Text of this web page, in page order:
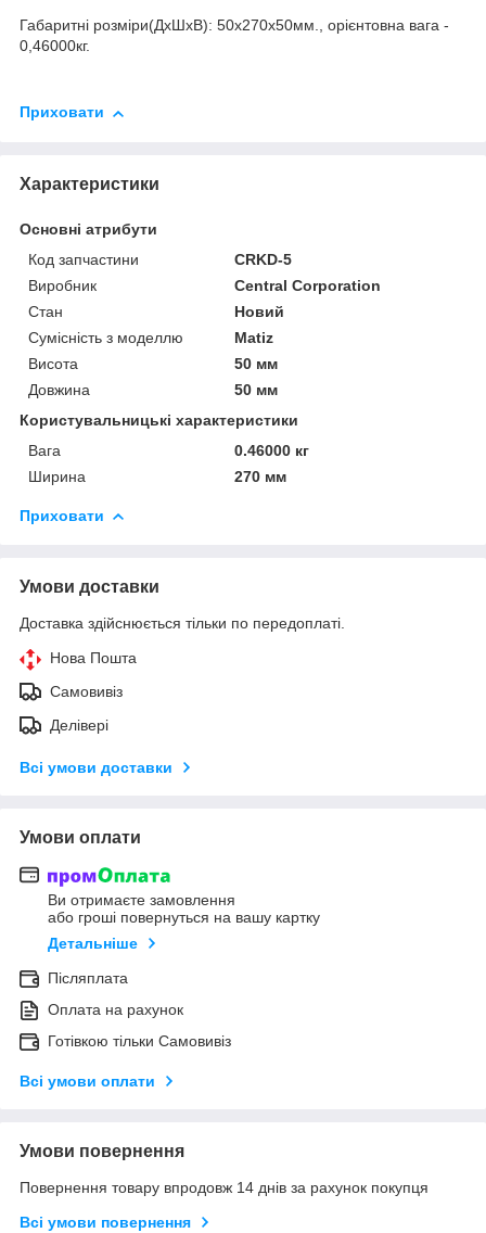
Габаритні розміри(ДхШхВ): 50x270x50мм., орієнтовна вага -
0,46000кг.
Приховати
Характеристики
Основні атрибути
Код запчастини
CRKD-5
Виробник
Central Corporation
Стан
Новий
Сумісність з моделлю
Matiz
Висота
50 мм
Довжина
50 мм
Користувальницькі характеристики
Вага
0.46000 кг
Ширина
270 мм
Приховати
Умови доставки
Доставка здійснюється тільки по передоплаті.
Нова Пошта
Самовивіз
Делівері
Всі умови доставки
Умови оплати
Ви отримаєте замовлення
або гроші повернуться на вашу картку
Детальніше
Післяплата
Оплата на рахунок
Готівкою тільки Самовивіз
Всі умови оплати
Умови повернення
Повернення товару впродовж 14 днів за рахунок покупця
Всі умови повернення